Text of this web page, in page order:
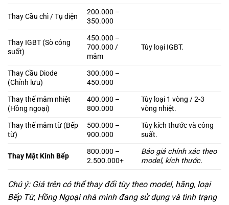
Thay Cầu chì / Tụ điện
200.000 –
350.000
Thay IGBT (Sò công
suất)
450.000 –
700.000 /
mâm
Tùy loại IGBT.
Thay Cầu Diode
(Chỉnh lưu)
300.000 –
450.000
Thay thế mâm nhiệt
(Hồng ngoại)
400.000 –
800.000
Tùy loại 1 vòng / 2-3
vòng nhiệt.
Thay thế mâm từ (Bếp
từ)
500.000 –
900.000
Tùy kích thước và công
suất.
Thay Mặt Kính Bếp
800.000 –
2.500.000+
Báo giá chính xác theo
model, kích thước.
Chú ý: Giá trên có thể thay đổi tùy theo model, hãng, loại
Bếp Từ, Hồng Ngoại nhà mình đang sử dụng và tình trạng